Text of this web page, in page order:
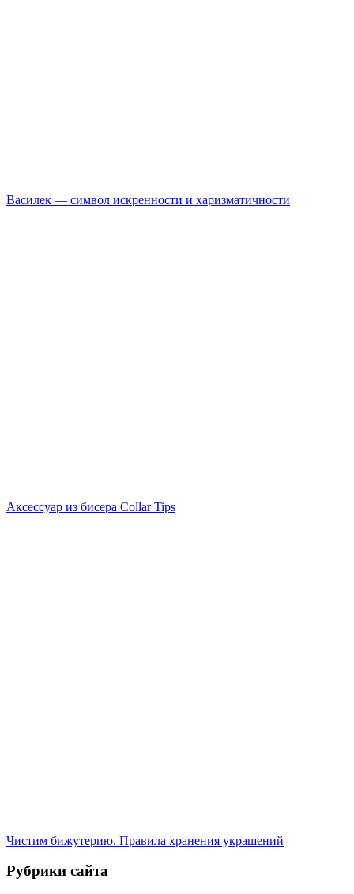
Василек — символ искренности и харизматичности
Аксессуар из бисера Collar Tips
Чистим бижутерию. Правила хранения украшений
Рубрики сайта